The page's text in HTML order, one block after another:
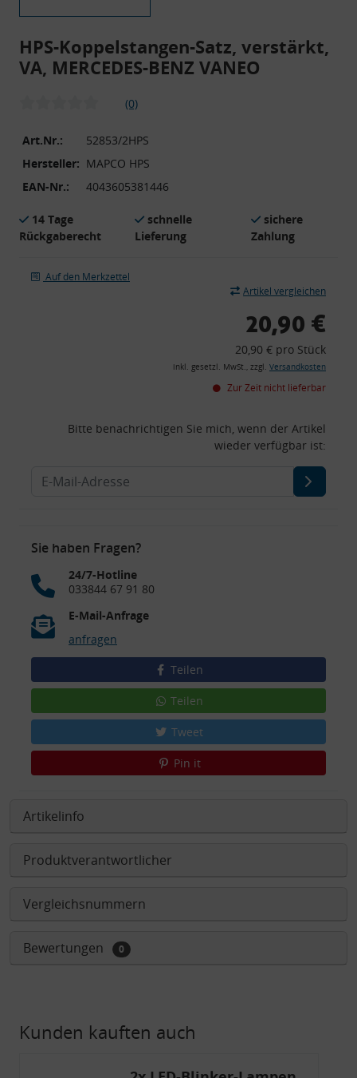
HPS-Koppelstangen-Satz, verstärkt,
VA, MERCEDES-BENZ VANEO
(0)
Art.Nr.:
52853/2HPS
Hersteller: MAPCO HPS
EAN-Nr.:
4043605381446
14 Tage
Rückgaberecht
schnelle
Lieferung
sichere
Zahlung
Auf den Merkzettel
Artikel vergleichen
20,90 €
20,90 € pro Stück
inkl. gesetzl. MwSt., zzgl. Versandkosten
Zur Zeit nicht lieferbar
Bitte benachrichtigen Sie mich, wenn der Artikel
wieder verfügbar ist:
Sie haben Fragen?
24/7-Hotline
033844 67 91 80
E-Mail-Anfrage
anfragen
Teilen
Teilen
Tweet
Pin it
Artikelinfo
Produktverantwortlicher
Vergleichsnummern
Bewertungen 0
Kunden kauften auch